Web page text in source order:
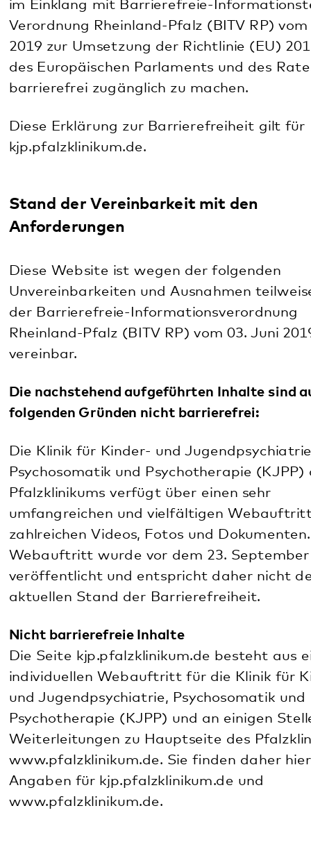
barrierefrei zugänglich zu machen.
Diese Erklärung zur Barrierefreiheit gilt für
Anforderungen
der Barrierefreie-Informationsverordnung
vereinbar.
Die nachstehend aufgeführten Inhalte sind aus
folgenden Gründen nicht barrierefrei:
Die Klinik für Kinder- und Jugendpsychiatrie,
Psychosomatik und Psychotherapie (KJPP) des
Pfalzklinikums verfügt über einen sehr
Webauftritt wurde vor dem 23. September 2018
veröffentlicht und entspricht daher nicht dem
Nicht barrierefreie Inhalte
Die Seite kjp.pfalzklinikum.de besteht aus einem
individuellen Webauftritt für die Klinik für Kinder-
und Jugendpsychiatrie, Psychosomatik und
Psychotherapie (KJPP) und an einigen Stellen
Weiterleitungen zu Hauptseite des Pfalzklinikum,
www.pfalzklinikum.de. Sie finden daher hier die
kjp.pfalzklinikum.de
www.pfalzklinikum.de.
KJPP und Pfalzklinikum verfügen über einen sehr
umfangreichen und vielfältigen Webauftritt mit
Webauftritt wurde vor dem 23. September 2018
veröffentlicht und entspricht daher nicht dem
aktuellen Stand der Barrierefreiheit.
Es liegt noch keine Erläuterung zu
wesentlichen Inhalten der Website, Hinweisen